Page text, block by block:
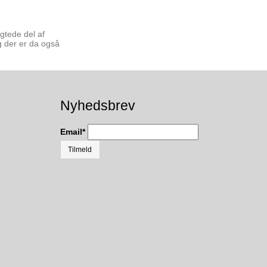
del af
der er da også
Nyhedsbrev
Email*